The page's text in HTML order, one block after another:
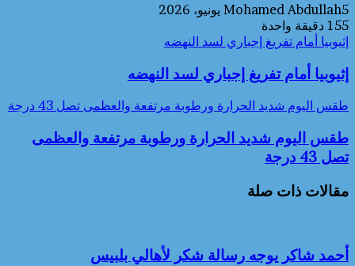
Mohamed Abdullah5 يونيو، 2026
155 دقيقة واحدة
إثيوبيا أمام تفريغ إجباري لسد النهضه
إثيوبيا أمام تفريغ إجباري لسد النهضه
طقس اليوم شديد الحرارة ورطوبة مرتفعة والعظمى تصل 43 درجة
طقس اليوم شديد الحرارة ورطوبة مرتفعة والعظمى
تصل 43 درجة
مقالات ذات صلة
أحمد شاكر يوجه رسالة شكر لأهالي بلبيس